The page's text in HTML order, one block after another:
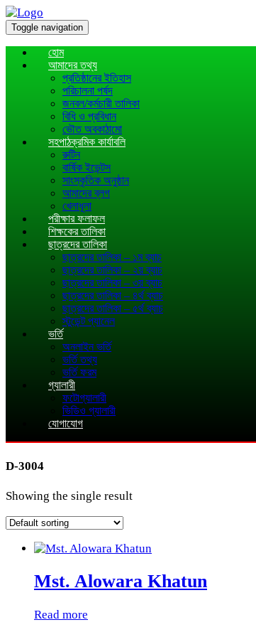
Toggle navigation
হোম
আমাদের তথ্য
প্রতিষ্ঠানের ইতিহাস
পরিচালনা পর্ষদ
জনবল/কর্মচারী তালিকা
বিধি ও প্রবিধান
ভৌত অবকাঠামো
সহপাঠক্রমিক কার্যাবলি
রুটিন
বার্ষিক ইভেন্টস
সাংস্কৃতিক অনুষ্ঠান
আমাদের ব্লগ
খেলাধূলা
পরীক্ষার ফলাফল
শিক্ষকের তালিকা
ছাত্রদের তালিকা
ছাত্রদের তালিকা – ১ম ব্যাচ
ছাত্রদের তালিকা – ২য় ব্যাচ
ছাত্রদের তালিকা – ৩য় ব্যাচ
ছাত্রদের তালিকা – ৪র্থ ব্যাচ
ছাত্রদের তালিকা – ৫র্থ ব্যাচ
স্টুডেন্ট প্যানেল
ভর্তি
অনলাইন ভর্তি
ভর্তি তথ্য
ভর্তি ফরম
গ্যালারী
ফটোগ্যালারী
ভিডিও গ্যালারী
যোগাযোগ
D-3004
Showing the single result
Mst. Alowara Khatun
Read more